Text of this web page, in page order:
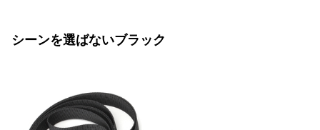
シーンを選ばないブラック